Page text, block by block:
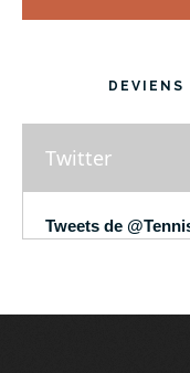
Twitter
Tweets de